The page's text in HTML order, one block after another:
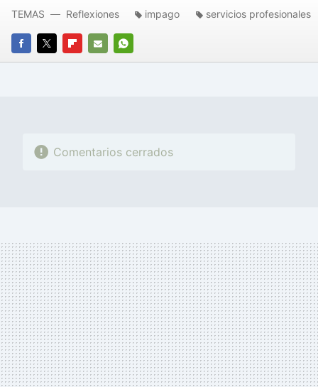
FACEBOOK
TWITTERFLIPBOARD
E-
WHATSAPP
TEMAS Reflexiones impago servicios profesionales
Comentarios cerrados